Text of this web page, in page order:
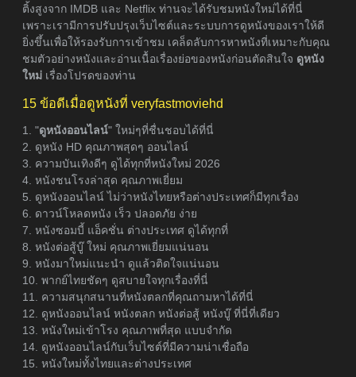
ติ้งสูงจาก IMDB และ Netflix ท่านจะได้รับชมหนังใหม่ได้ที่นี่
เพราะเรามีการปรับปรุงเว็บไซต์และระบบการดูหนังของเราให้ดี
ยิ่งขึ้นเพื่อให้รองรับการเข้าชม เคล็ดลับการหาหนังที่เหมาะกับคุณ
ชมตัวอย่างหนังและอ่านเนื้อเรื่องย่อของหนังก่อนตัดสินใจ ดูหนัง
ใหม่ เรื่องโปรดของท่าน
15 ข้อดีเมื่อดูหนังที่ veryfastmoviehd
1. "ดูหนังออนไลน์" ใหม่ๆที่ชื่นชอบได้ที่นี่
2. ดูหนัง HD คุณภาพสุดๆ ออนไลน์
3. ความบันเทิงดีๆ ดูได้ทุกที่หนังใหม่ 2026
4. หนังชนโรงล่าสุด คุณภาพเยี่ยม
5. ดูหนังออนไลน์ ไม่ว่าหนังไทยหรือต่างประเทศก็มีทุกเรื่อง
6. ดาวน์โหลดหนัง เร็ว ปลอดภัย ง่าย
7. หนังซอมบี้ แอ็คชั่น ต่างประเทศ ดูได้ทุกที่
8. หนังต่อสู้บู๊ ใหม่ คุณภาพเยี่ยมแน่นอน
9. หนังมาใหม่แนะนำ ดูแล้วติดใจแน่นอน
10. พากย์ไทยชัดๆ ดูสบายใจทุกเรื่องที่นี่
11. ความสนุกสนานที่หนังตลกที่คุณถามหาได้ที่นี่
12. ดูหนังออนไลน์ หนังตลก หนังต่อสู้ หนังบู๊ ที่นี่ที่เดียว
13. หนังใหม่เข้าโรง คุณภาพที่สุด แบบจำกัด
14. ดูหนังออนไลน์กับเว็บไซต์ที่มีความน่าเชื่อถือ
15. หนังใหม่ทั้งไทยและต่างประเทศ